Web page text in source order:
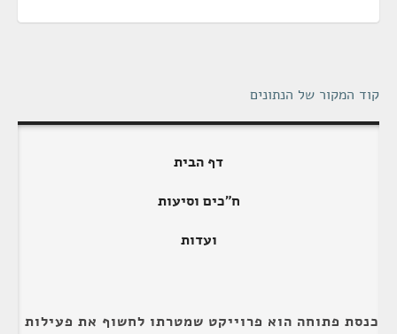
קוד המקור של הנתונים
דף הבית
ח"כים וסיעות
ועדות
כנסת פתוחה הוא פרוייקט שמטרתו לחשוף את פעילות